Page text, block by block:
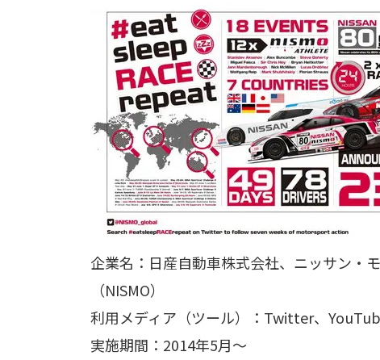
企業名：日産自動車株式会社、ニッサン・
（NISMO）
利用メディア（ツール）：Twitter、
実施期間：2014年5月〜